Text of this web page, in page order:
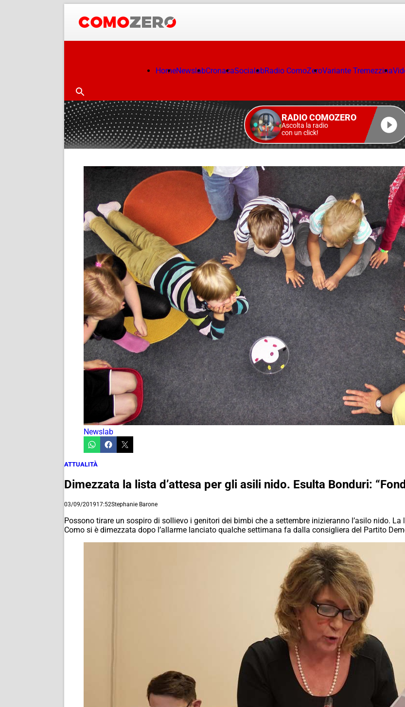
HomeNewslabCronacaSocialabRadio ComoZeroVariante Tremezzina
RADIO COMOZERO
Ascolta la radio
con un click!
Newslab
ATTUALITÀ
Dimezzata la lista d’attesa per gli asili nido. Esulta Bonduri:
03/09/201917:52Stephanie Barone
Possono tirare un sospiro di sollievo i genitori dei bimbi che a settembre inizieranno l’asilo nido. La
Como si è dimezzata dopo l’allarme lanciato qualche settimana fa dalla consigliera del Partito